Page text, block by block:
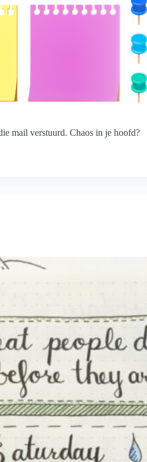
mail verstuurd. Chaos in je hoofd?